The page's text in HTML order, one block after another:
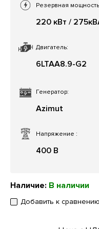
Двигатель:
6LTAA8.9-G2
Напряжение :
400 В
Резервная мощность
220 кВт /
Генератор:
Azimut
Наличие: В наличии
Добавить к сравнению